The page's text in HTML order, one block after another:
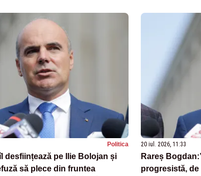
Politica
desființează pe Ilie Bolojan și
să plece din fruntea
20 iul. 2026, 11:33
Rareș
progresistă, de